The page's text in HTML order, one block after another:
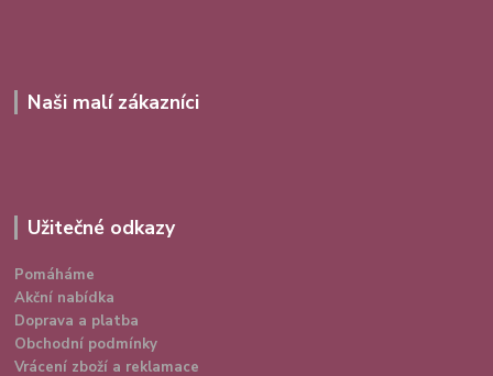
Naši malí zákazníci
Užitečné odkazy
Pomáháme
Akční nabídka
Doprava a platba
Obchodní podmínky
Vrácení zboží a reklamace